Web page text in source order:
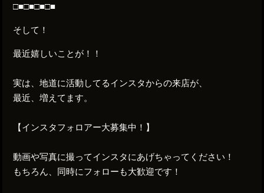
□■□■□■□■
そして！
最近嬉しいことが！！
実は、地道に活動してるインスタからの来店が、
最近、増えてます。
【インスタフォロアー大募集中！】
動画や写真に撮ってインスタにあげちゃってください！
もちろん、同時にフォローも大歓迎です！